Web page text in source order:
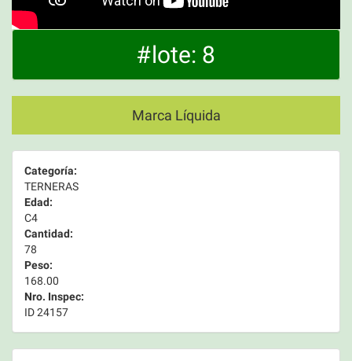
#lote: 8
Marca Líquida
Categoría:
TERNERAS
Edad:
C4
Cantidad:
78
Peso:
168.00
Nro. Inspec:
ID 24157